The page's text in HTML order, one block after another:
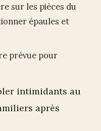
sur les pièces du
épaules et
prévue pour
intimidants au
après